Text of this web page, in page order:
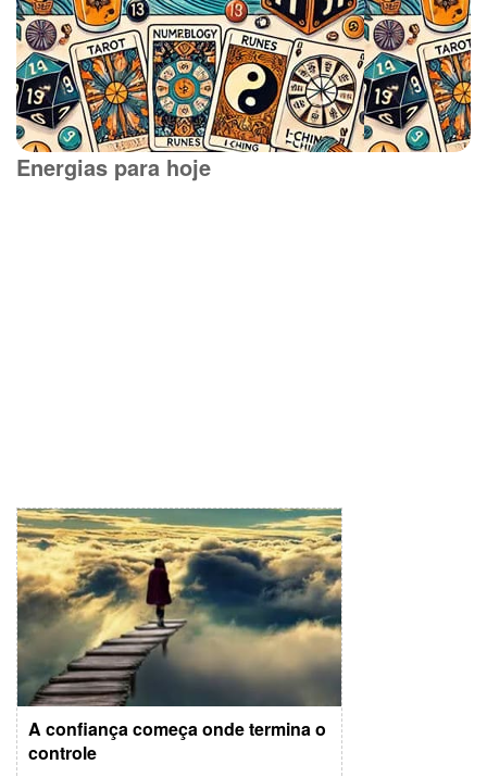
Energias para hoje
A confiança começa onde termina o
controle